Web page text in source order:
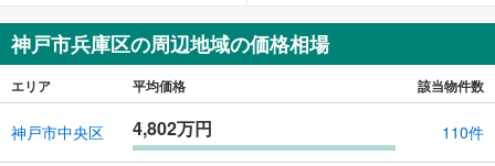
神戸市兵庫区の周辺地域の価格相場
エリア 平均価格 該当物件数
神戸市中央区 4,802万円 110件